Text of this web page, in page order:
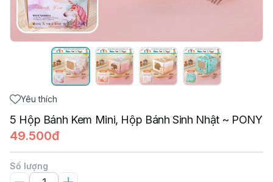
Yêu thích
5 Hộp Bánh Kem Mini, Hộp Bánh Sinh Nhật ~ PONY
49.500đ
Số lượng